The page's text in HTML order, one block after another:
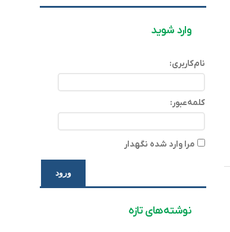
وارد شوید
نام‌کاربری:
کلمه‌عبور:
مرا وارد شده نگهدار
ورود
نوشته‌های تازه